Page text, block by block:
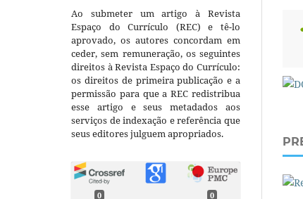
Ao submeter um artigo à Revista
Espaço do Currículo (REC) e tê-lo
aprovado, os autores concordam em
ceder, sem remuneração, os seguintes
direitos à Revista Espaço do Currículo:
os direitos de primeira publicação e a
permissão para que a REC redistribua
esse artigo e seus metadados aos
serviços de indexação e referência que
seus editores julguem apropriados.
0 0